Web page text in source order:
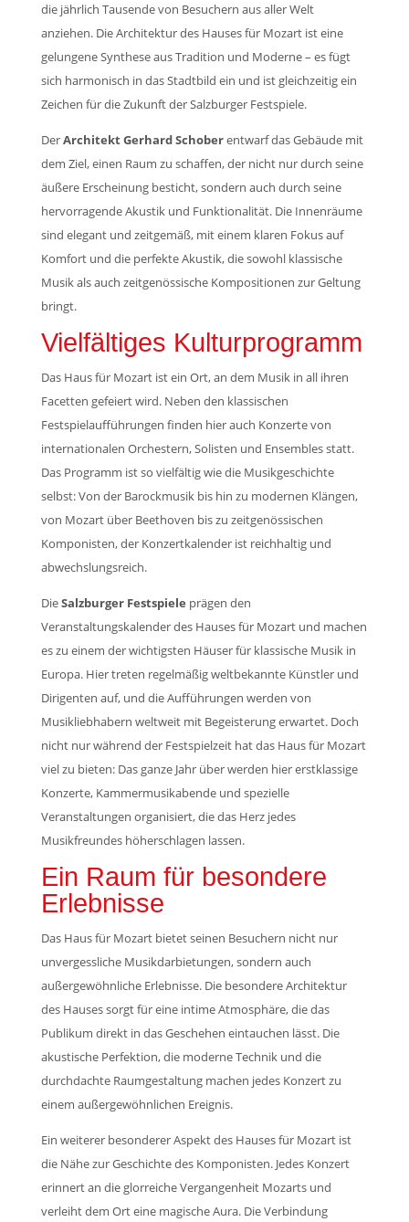
die jährlich Tausende von Besuchern aus aller Welt
anziehen. Die Architektur des Hauses für Mozart ist eine
gelungene Synthese aus Tradition und Moderne – es fügt
sich harmonisch in das Stadtbild ein und ist gleichzeitig ein
Zeichen für die Zukunft der Salzburger Festspiele.
DerArchitekt Gerhard Schoberentwarf das Gebäude mit
dem Ziel, einen Raum zu schaffen, der nicht nur durch seine
äußere Erscheinung besticht, sondern auch durch seine
hervorragende Akustik und Funktionalität. Die Innenräume
sind elegant und zeitgemäß, mit einem klaren Fokus auf
Komfort und die perfekte Akustik, die sowohl klassische
Musik als auch zeitgenössische Kompositionen zur Geltung
bringt.
Vielfältiges Kulturprogramm
Das Haus für Mozart ist ein Ort, an dem Musik in all ihren
Facetten gefeiert wird. Neben den klassischen
Festspielaufführungen finden hier auch Konzerte von
internationalen Orchestern, Solisten und Ensembles statt.
Das Programm ist so vielfältig wie die Musikgeschichte
selbst: Von der Barockmusik bis hin zu modernen Klängen,
von Mozart über Beethoven bis zu zeitgenössischen
Komponisten, der Konzertkalender ist reichhaltig und
abwechslungsreich.
DieSalzburger Festspiele prägen den
Veranstaltungskalender des Hauses für Mozart und machen
es zu einem der wichtigsten Häuser für klassische Musik in
Europa. Hier treten regelmäßig weltbekannte Künstler und
Dirigenten auf, und die Aufführungen werden von
Musikliebhabern weltweit mit Begeisterung erwartet. Doch
nicht nur während der Festspielzeit hat das Haus für Mozart
viel zu bieten: Das ganze Jahr über werden hier erstklassige
Konzerte, Kammermusikabende und spezielle
Veranstaltungen organisiert, die das Herz jedes
Musikfreundes höherschlagen lassen.
Ein Raum für besondere
Erlebnisse
Das Haus für Mozart bietet seinen Besuchern nicht nur
unvergessliche Musikdarbietungen, sondern auch
außergewöhnliche Erlebnisse. Die besondere Architektur
des Hauses sorgt für eine intime Atmosphäre, die das
Publikum direkt in das Geschehen eintauchen lässt. Die
akustische Perfektion, die moderne Technik und die
durchdachte Raumgestaltung machen jedes Konzert zu
einem außergewöhnlichen Ereignis.
Ein weiterer besonderer Aspekt des Hauses für Mozart ist
die Nähe zur Geschichte des Komponisten. Jedes Konzert
erinnert an die glorreiche Vergangenheit Mozarts und
verleiht dem Ort eine magische Aura. Die Verbindung